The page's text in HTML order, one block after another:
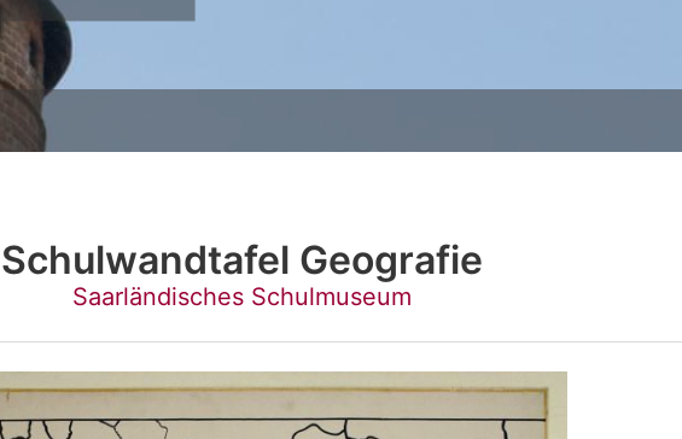
Schulwandtafel Geografie
Saarländisches Schulmuseum